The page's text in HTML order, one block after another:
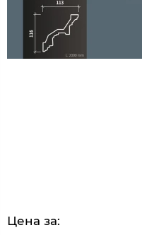
Цена за: